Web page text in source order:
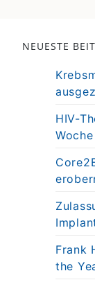
NEUESTE
HIV-
Woche
Frank
the